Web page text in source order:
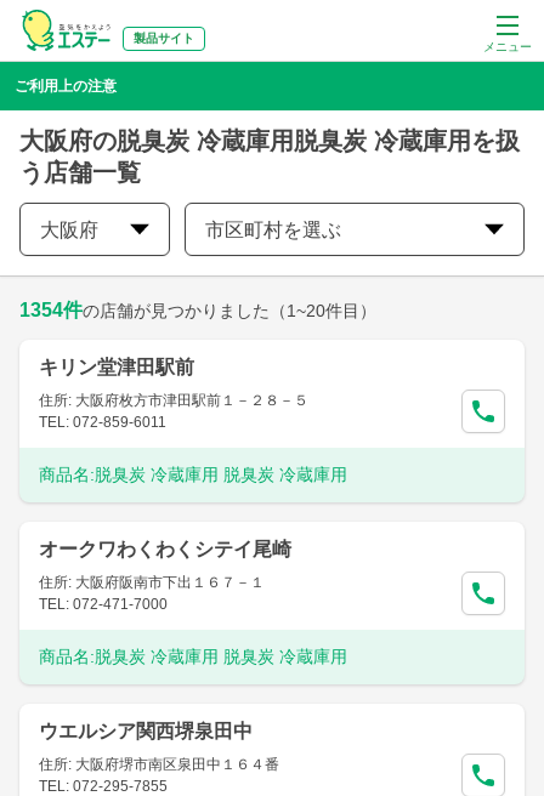
メニュー
製品サイト
ご利用上の注意
大阪府の脱臭炭 冷蔵庫用脱臭炭 冷蔵庫用を扱
う店舗一覧
大阪府 市区町村を選ぶ
1354件の店舗が見つかりました （1~20件目）
キリン堂津田駅前
住所: 大阪府枚方市津田駅前１－２８－５
TEL: 072-859-6011
商品名:脱臭炭 冷蔵庫用 脱臭炭 冷蔵庫用
オークワわくわくシテイ尾崎
住所: 大阪府阪南市下出１６７－１
TEL: 072-471-7000
商品名:脱臭炭 冷蔵庫用 脱臭炭 冷蔵庫用
ウエルシア関西堺泉田中
住所: 大阪府堺市南区泉田中１６４番
TEL: 072-295-7855